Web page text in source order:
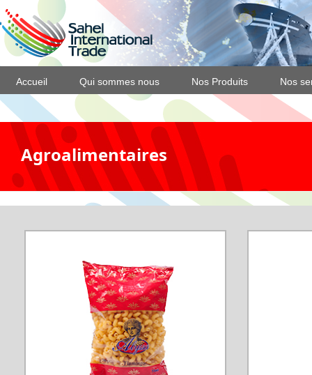
Accueil Qui sommes nous Nos Produits Nos
Agroalimentaires